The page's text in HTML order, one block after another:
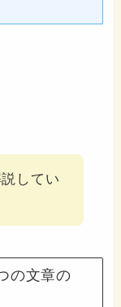
してい
の文章の